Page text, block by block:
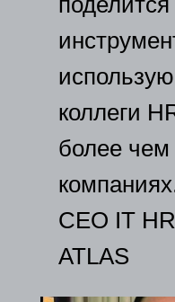
коллеги
более
CEO IT
ATLAS